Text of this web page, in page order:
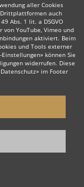
Country
Anfrage an die für
Alleinunterhalter.
Profil-Seiten der
aller Cookies
auch
Abs. 1 lit. a DSGVO
YouTube, Vimeo und
aktiviert. Beim
und Tools externer
können Sie
widerrufen. Diese
im Footer